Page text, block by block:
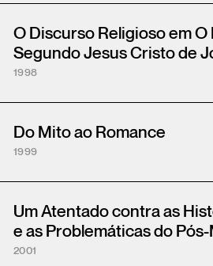
O Discurso Religioso em O
Segundo Jesus Cristo de
1998
Do Mito ao Romance
1999
Um Atentado contra as
e as Problemáticas do
2001